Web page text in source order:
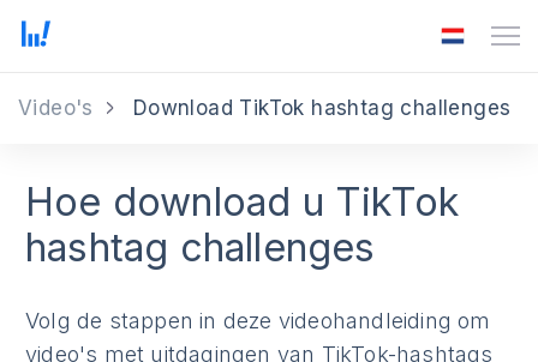
Video's Download TikTok hashtag challenges
Hoe download u TikTok
hashtag challenges
Volg de stappen in deze videohandleiding om
video's met uitdagingen van TikTok-hashtags